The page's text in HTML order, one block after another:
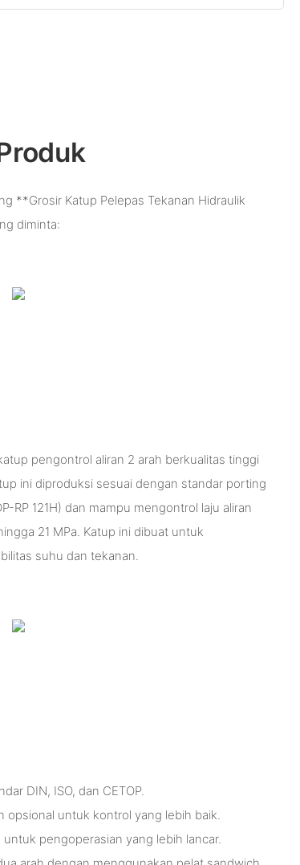
**Grosir Katup Pelepas Tekanan Hidraulik
diminta:
pengontrol aliran 2 arah berkualitas tinggi
ini diproduksi sesuai dengan standar porting
RP 121H) dan mampu mengontrol laju aliran
21 MPa. Katup ini dibuat untuk
suhu dan tekanan.
DIN, ISO, dan CETOP.
opsional untuk kontrol yang lebih baik.
pengoperasian yang lebih lancar.